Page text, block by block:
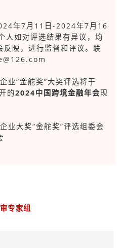
年7月11日-2024年7月16
人如对评选结果有异议，均
映，进行监督和评议。联
业“金舵奖”大奖评选将于
的2024中国跨境金融年会现
业大奖“金舵奖”评选组委会
专家组